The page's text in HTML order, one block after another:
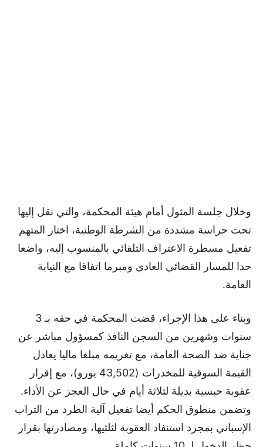
وخلال جلسة المثول أمام هيئة المحكمة، والتي نقل إليها
تحت حراسة مشددة من الشرطة الوطنية، اختار المتهم
تفعيل مسطرة الاعتراف التلقائي بالمنسوب إليه، واضعا
حدا للمسار القضائي العادي ومبرما اتفاقا مع النيابة
العامة.
وبناء على هذا الإجراء، قضت المحكمة في حقه بـ 3
سنوات وشهرين من السجن النافذ كمسؤول مباشر عن
جناية ضد الصحة العامة، مع تغريمه مبلغا ماليا يعادل
القيمة السوقية للمخدرات (43,502 يورو)، مع إقرار
عقوبة حبسية بديلة لثلاثة أيام في حال العجز عن الأداء.
وتضمن منطوق الحكم أيضا تفعيل آلية الطرد من التراب
الإسباني بمجرد استنفاد العقوبة لثلثيها، ومصادرتها بقرار